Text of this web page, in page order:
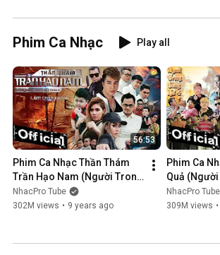
Phim Ca Nhạc Play all
56:53
Phim Ca Nhạc Thần Thám
Trần Hạo Nam (Người Trong
Giang Hồ 5) - Lâm Chấn
Khang 2017
NhacPro Tube
302M views • 9 years ago
Phim Ca
Quả
4) - Lâm
NhacPro Tube
309M views •